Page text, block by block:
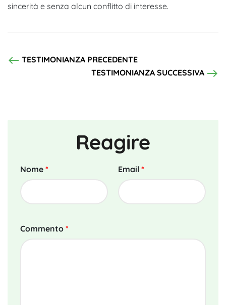
sincerità e senza alcun conflitto di interesse.
west TESTIMONIANZA PRECEDENTE
TESTIMONIANZA SUCCESSIVA east
Reagire
Nome * Email *
Commento *